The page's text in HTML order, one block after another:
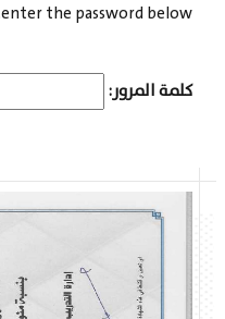
enter the password below.
كلمة المرور: